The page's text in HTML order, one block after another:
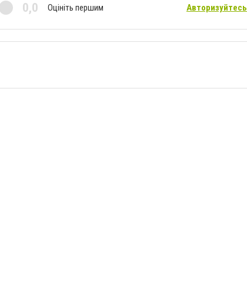
0,0 Оцініть першим Авторизуйтесь